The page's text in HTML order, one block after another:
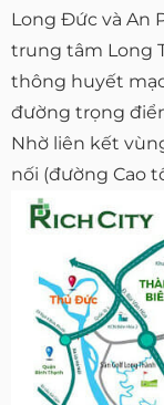
Long Đức và An
trung tâm Long
thông huyết
đường trọng
Nhờ liên kết
nối (đường Cao